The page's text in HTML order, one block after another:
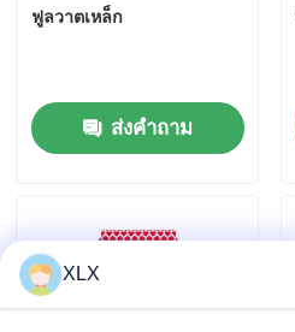
ฟูลวาตเหล็ก
ส่งคำถาม
XLX